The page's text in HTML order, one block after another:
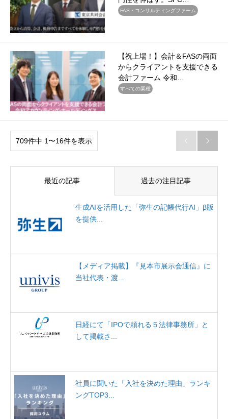
FAS・コンサルティングファーム
【祝上場！】会計＆FASの両面
からクライアントを支援できる
会計ファーム 令和…
すべての業種
709件中 1〜16件を表示  
最近の記事 過去の注目記事
生成AIを活用した「弥生の記帳代行AI」β版
を提供...
【メディア掲載】『見本市展示会通信』に
当社代表・渡...
日経にて「IPOで頼れる５法律事務所」と
して掲載さ...
社員に聞いた「入社を決めた理由」ランキ
ングTOP3...